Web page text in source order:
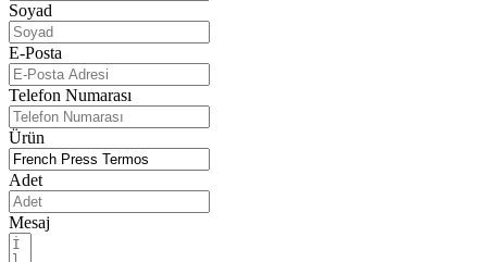
Soyad
E-Posta
Telefon Numarası
Ürün
Adet
Mesaj